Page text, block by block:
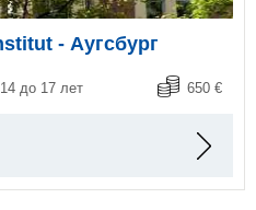
- Аугсбург
до 17 лет 650 €